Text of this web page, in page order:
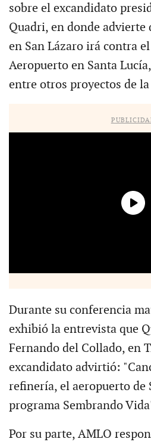
sobre el excandidato
Quadri, en donde advierte
en San Lázaro irá contra
Aeropuerto en Santa
entre otros proyectos de la
Durante su conferencia
exhibió la entrevista que
Fernando del Collado, en
excandidato advirtió:
refinería, el aeropuerto de
programa Sembrando
Por su parte, AMLO